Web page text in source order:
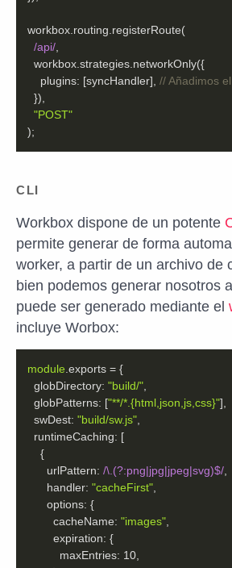
/api/
plugins: [syncHandler], // Añadimos
"POST"
);
CLI
Workbox dispone de un potente
permite generar de forma
worker, a partir de un archivo de
bien podemos generar nosotros
puede ser generado mediante el
incluye Worbox:
module
globDirectory: "build/"
globPatterns: ["**/*.{html,json,js,css}"
swDest: "build/sw.js"
runtimeCaching
urlPattern: /\.(?:png|jpg|jpeg|svg)$/
      handler:
"cacheFirst"
options
cacheName: "images"
expiration
maxEntries: 10